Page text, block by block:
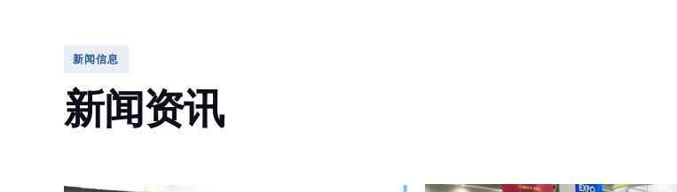
新闻信息
新闻资讯